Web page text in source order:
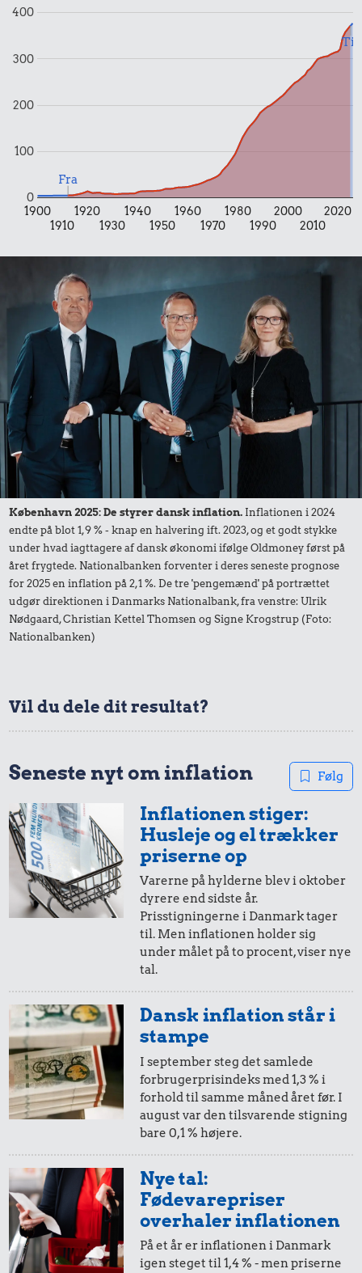
Tyggegummi 2,20 kr.
Priser i 2025
1,00 kr.
Tyggegummi
1,00 kr.
Samlet pris i 2025
Udvalgte varer fra danskernes indkøbskurv gennem tiderne.
Priser i nutidskroner er estimeret af Oldmoney. Priser i
datidskroner er på baggrund af forbrugerprisindekset fra
Danmarks Statistik.
1900
1910
1920
1930
1940
1950
1960
1970
1980
1990
2000
2010
2020
0
100
200
300
400
Fra
Til
København 2025: De styrer dansk inflation. Inflationen i 2024
endte på blot 1,9 % - knap en halvering ift. 2023, og et godt stykke
under hvad iagttagere af dansk økonomi ifølge Oldmoney først på
året frygtede. Nationalbanken forventer i deres seneste prognose
for 2025 en inflation på 2,1 %. De tre 'pengemænd' på portrættet
udgør direktionen i Danmarks Nationalbank, fra venstre: Ulrik
Nødgaard, Christian Kettel Thomsen og Signe Krogstrup (Foto:
Nationalbanken)
Vil du dele dit resultat?
Seneste nyt om inflation Følg
Inflationen stiger:
Husleje og el trækker
priserne op
Varerne på hylderne blev i oktober
dyrere end sidste år.
Prisstigningerne i Danmark tager
til. Men inflationen holder sig
under målet på to procent, viser nye
tal.
Dansk inflation står i
stampe
I september steg det samlede
forbrugerprisindeks med 1,3 % i
forhold til samme måned året før. I
august var den tilsvarende stigning
bare 0,1 % højere.
Nye tal:
Fødevarepriser
overhaler inflationen
På et år er inflationen i Danmark
igen steget til 1,4 % - men priserne